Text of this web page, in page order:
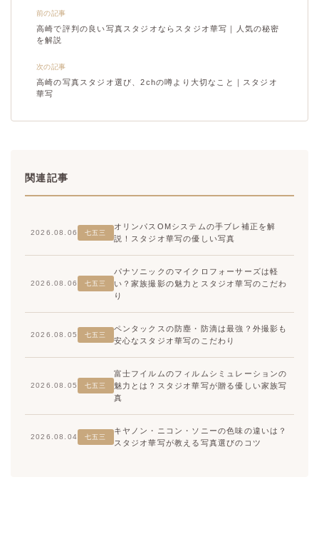
前の記事
高崎で評判の良い写真スタジオならスタジオ華写｜人気の秘密
を解説
次の記事
高崎の写真スタジオ選び、2chの噂より大切なこと｜スタジオ
華写
関連記事
2026.08.06 七五三
オリンパスOMシステムの手ブレ補正を解
説！スタジオ華写の優しい写真
2026.08.06 七五三
パナソニックのマイクロフォーサーズは軽
い？家族撮影の魅力とスタジオ華写のこだわ
り
2026.08.05 七五三
ペンタックスの防塵・防滴は最強？外撮影も
安心なスタジオ華写のこだわり
2026.08.05 七五三
富士フイルムのフィルムシミュレーションの
魅力とは？スタジオ華写が贈る優しい家族写
真
2026.08.04 七五三
キヤノン・ニコン・ソニーの色味の違いは？
スタジオ華写が教える写真選びのコツ